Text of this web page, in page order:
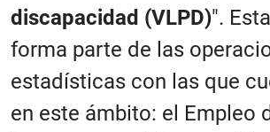
discapacidad (VLPD)".
forma parte de las
estadísticas con las que
en este ámbito: el Empleo